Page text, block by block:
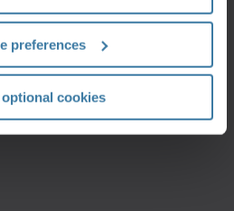
preferences
optional cookies